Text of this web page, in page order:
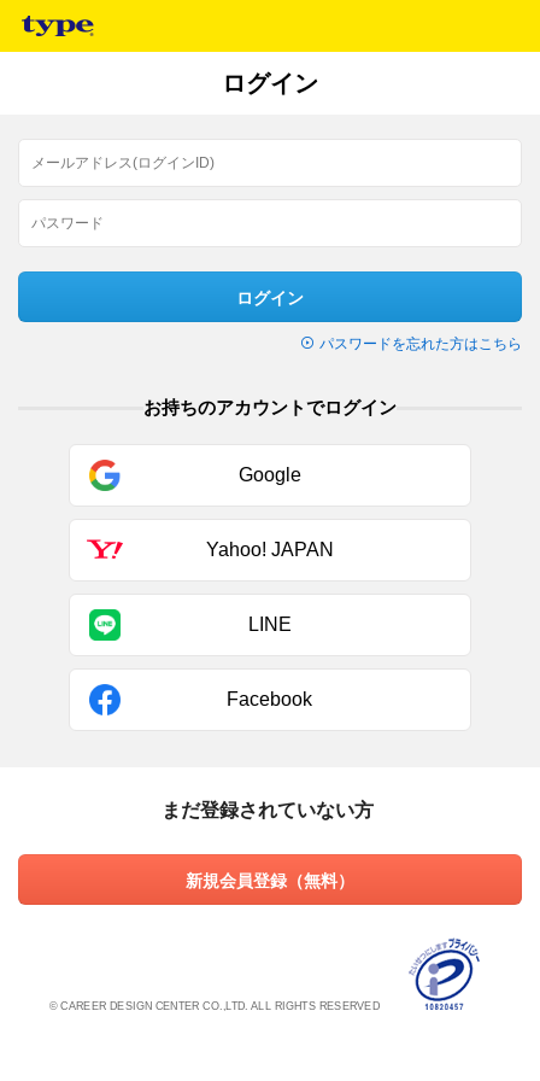
ログイン
ログイン
パスワードを忘れた方はこちら
お持ちのアカウントでログイン
Google
Yahoo! JAPAN
LINE
Facebook
まだ登録されていない方
新規会員登録（無料）
© CAREER DESIGN CENTER CO.,LTD. ALL RIGHTS RESERVED